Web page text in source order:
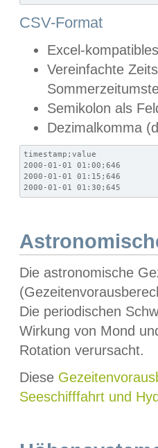
CSV-Format
Excel-
Vereinfachte
Semikolon als
Dezimalkomma
timestamp;value
2000-01-01 01:00;646
2000-01-01 01:15;646
2000-01-01 01:30;645
Die astronomische
Die periodischen
Wirkung von Mond
Rotation verursacht.
Diese
Seeschifffahrt und